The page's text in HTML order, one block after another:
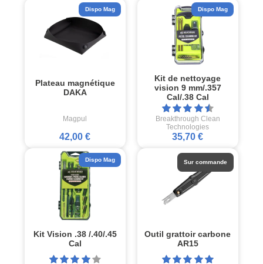
Plateau magnétique
DAKA
Magpul
42,00 €
Dispo Mag
Kit de nettoyage
vision 9 mm/.357
Cal/.38 Cal
Breakthrough Clean
Technologies
35,70 €
Dispo Mag
Kit Vision .38 /.40/.45
Cal
Dispo Mag
Outil grattoir carbone
AR15
Sur commande